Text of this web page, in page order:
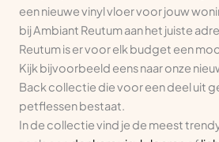
een nieuwe vinyl vloer voor jouw
bij Ambiant Reutum aan het juiste
Reutum is er voor elk budget een
Kijk bijvoorbeeld eens naar onze
Back collectie die voor een deel uit
petflessen bestaat.
In de collectie vind je de meest